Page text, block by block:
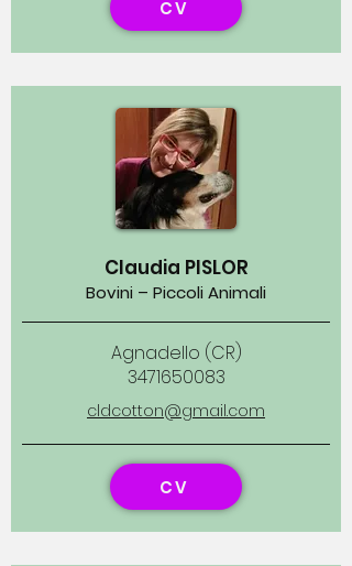
CV
Claudia PISLOR
Bovini – Piccoli Animali
Agnadello (CR)
3471650083
cldcotton@gmail.com
CV